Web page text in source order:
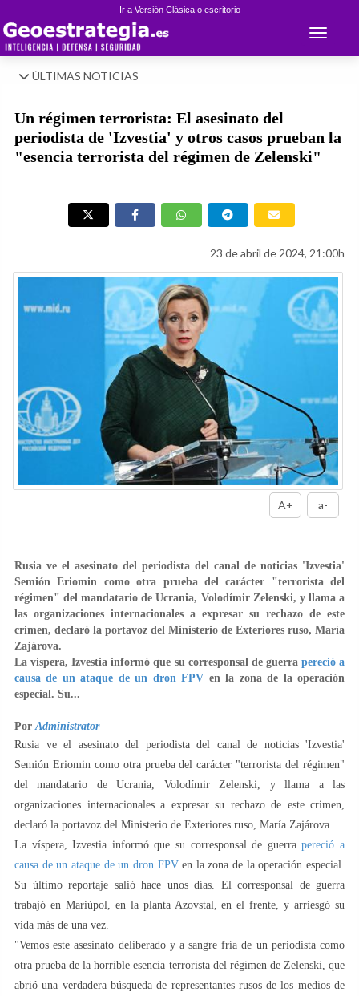
Ir a Versión Clásica o escritorio
Toggle
ÚLTIMAS NOTICIAS
Un régimen terrorista: El asesinato del
periodista de 'Izvestia' y otros casos prueban la
"esencia terrorista del régimen de Zelenski"
23 de abril de 2024, 21:00h
A+ a-
Rusia ve el asesinato del periodista del canal de noticias 'Izvestia'
Semión Eriomin como otra prueba del carácter "terrorista del
régimen" del mandatario de Ucrania, Volodímir Zelenski, y llama a
las organizaciones internacionales a expresar su rechazo de este
crimen, declaró la portavoz del Ministerio de Exteriores ruso, María
Zajárova.
La víspera, Izvestia informó que su corresponsal de guerra pereció a
causa de un ataque de un dron FPV en la zona de la operación
especial. Su...
Por Administrator
Rusia ve el asesinato del periodista del canal de noticias 'Izvestia'
Semión Eriomin como otra prueba del carácter "terrorista del régimen"
del mandatario de Ucrania, Volodímir Zelenski, y llama a las
organizaciones internacionales a expresar su rechazo de este crimen,
declaró la portavoz del Ministerio de Exteriores ruso, María Zajárova.
La víspera, Izvestia informó que su corresponsal de guerrapereció a
causa de un ataque de un dron FPVen la zona de la operación especial.
Su último reportaje salió hace unos días. El corresponsal de guerra
trabajó en Mariúpol, en la planta Azovstal, en el frente, y arriesgó su
vida más de una vez.
"Vemos este asesinato deliberado y a sangre fría de un periodista como
otra prueba de la horrible esencia terrorista del régimen de Zelenski, que
abrió una verdadera búsqueda de representantes rusos de los medios de